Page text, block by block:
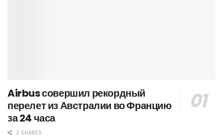
Airbus совершил рекордный
перелет из Австралии во Францию
за 24 часа
2 SHARES